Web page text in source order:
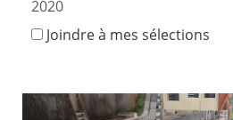
2020
Joindre à mes sélections